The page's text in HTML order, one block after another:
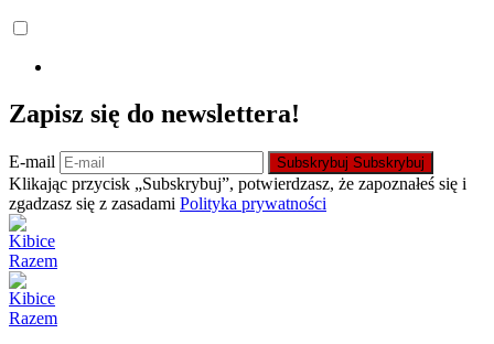
Zapisz się do newslettera!
E-mail Subskrybuj Subskrybuj
Klikając przycisk „Subskrybuj”, potwierdzasz, że zapoznałeś się i
zgadzasz się z zasadami Polityka prywatności